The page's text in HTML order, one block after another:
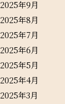
2025年9月
2025年8月
2025年7月
2025年6月
2025年5月
2025年4月
2025年3月